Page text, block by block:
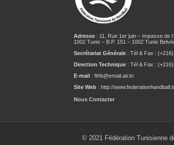
Adresse: 11, Rue 1er juin – Impasse de
1002 Tunis – B.P. 151 – 1002 Tunis
Secrétariat Générale: Tél & Fax : (+216)
Direction Technique : Tél & Fax :
E-mail: fthb@email.ati.tn
Site Web: http://
Nous Contacter
© 2021 Fédération Tunisienne